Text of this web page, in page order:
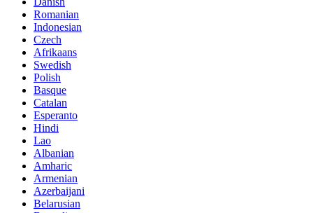
Romanian
Indonesian
Czech
Afrikaans
Swedish
Polish
Basque
Catalan
Esperanto
Hindi
Lao
Albanian
Amharic
Armenian
Azerbaijani
Belarusian